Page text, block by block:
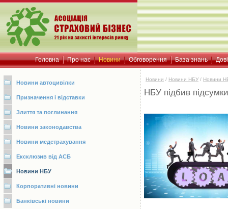
Головна Про нас Новини Обговорення База знань
Новини автоцивілки
Призначення і відставки
Злиття та поглинання
Новини законодавства
Новини медстрахування
Ексклюзив від АСБ
Новини НБУ
Корпоративні новини
Банківські новини
Новини / Новини НБУ / Новини
НБУ підбив